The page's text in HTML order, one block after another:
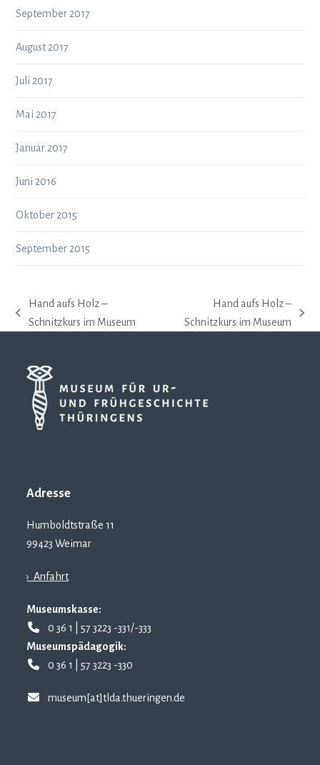
September 2017
August 2017
Juli 2017
Mai 2017
Januar 2017
Juni 2016
Oktober 2015
September 2015
vorheriger
Hand aufs Holz –
Schnitzkurs im Museum
Nächster
Hand aufs Holz –
Schnitzkurs im Museum
Adresse
Humboldtstraße 11
99423 Weimar
› Anfahrt
Museumskasse:
0 36 1 | 57 3223 -331/-333
Museumspädagogik:
0 36 1 | 57 3223 -330
museum[at]tlda.thueringen.de